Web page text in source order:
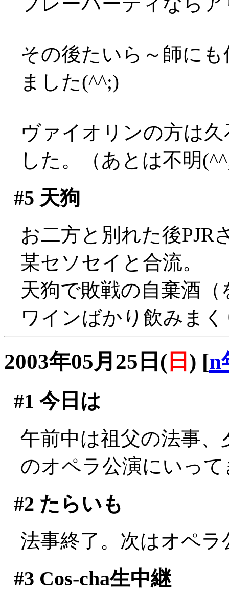
その後たいら～師に
ました(^^;)
ヴァイオリンの方は
した。（あとは不明
#5 天狗
お二方と別れた後PJR
某セソセイと合流。
天狗で敗戦の自棄酒（
ワインばかり飲みま
2003年05月25日( 日 ) [n
#1 今日は
午前中は祖父の法事
のオペラ公演にいっ
#2 たらいも
法事終了。次はオペラ
#3 Cos-cha生中継